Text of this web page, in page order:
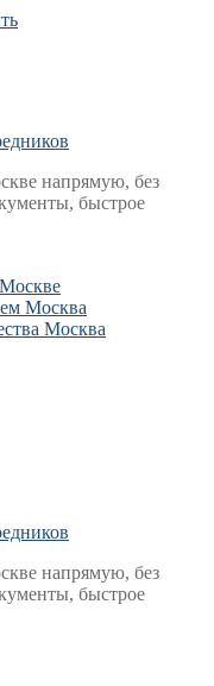
напрямую, без
быстрое
Москва
Москва
напрямую, без
быстрое